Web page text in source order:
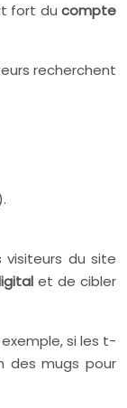
fort du compte
recherchent
visiteurs du site
et de cibler
si les t-
des mugs pour